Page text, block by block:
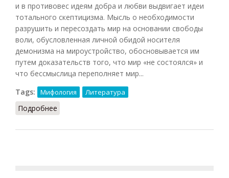
и в противовес идеям добра и любви выдвигает идеи
тотального скептицизма. Мысль о необходимости
разрушить и пересоздать мир на основании свободы
воли, обусловленная личной обидой носителя
демонизма на мироустройство, обосновывается им
путем доказательств того, что мир «не состоялся» и
что бессмыслица переполняет мир...
Tags:
Мифология Литература
Подробнее